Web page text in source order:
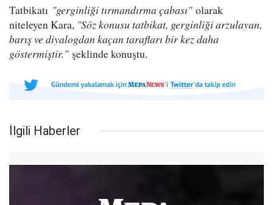
Tatbikatı "gerginliği tırmandırma çabası" olarak
niteleyen Kara, "Söz konusu tatbikat, gerginliği arzulayan,
barış ve diyalogdan kaçan tarafları bir kez daha
göstermiştir."şeklinde konuştu.
İlgili Haberler